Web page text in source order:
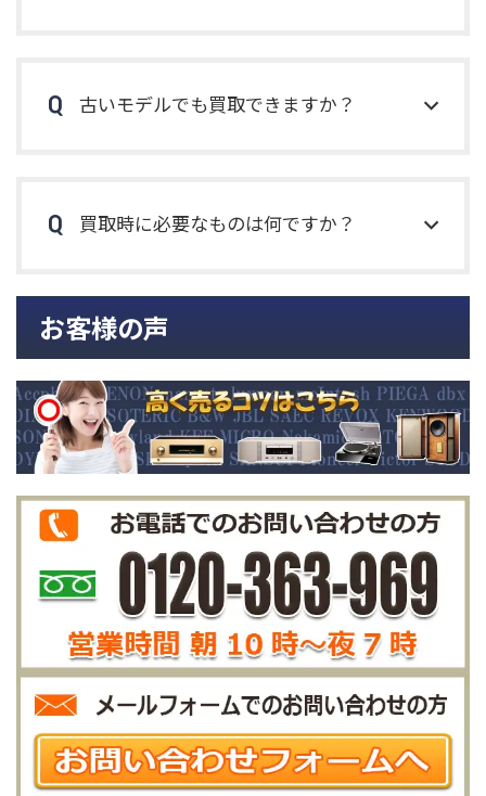
古いモデルでも買取できますか？
買取時に必要なものは何ですか？
お客様の声